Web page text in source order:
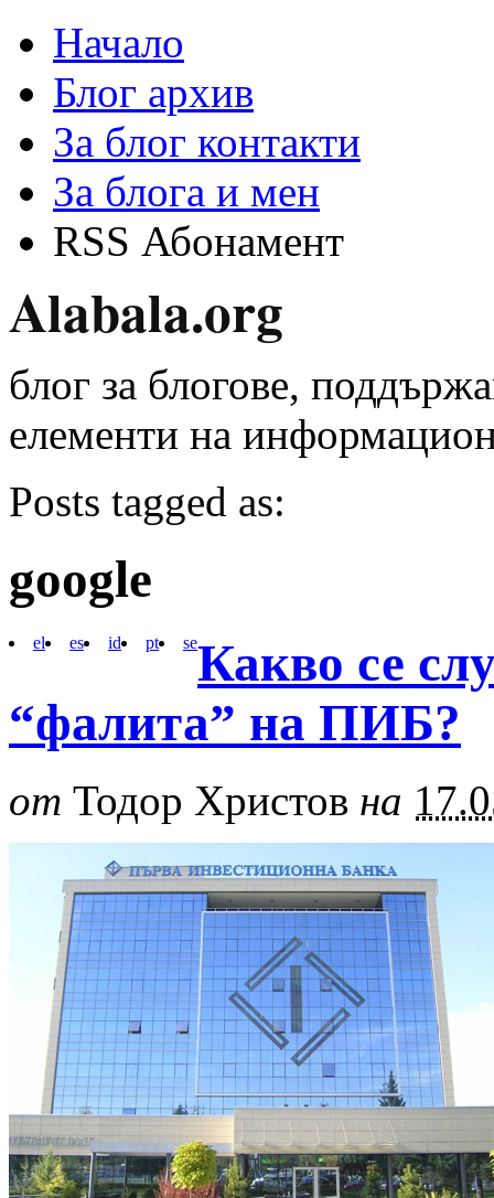
Начало
Блог архив
За блог контакти
За блога и мен
RSS Абонамент
Alabala.org
блог за блогове,
елементи на
Posts tagged as:
google
el es id pt seКакво се
“фалита” на ПИБ?
от Тодор Христов на